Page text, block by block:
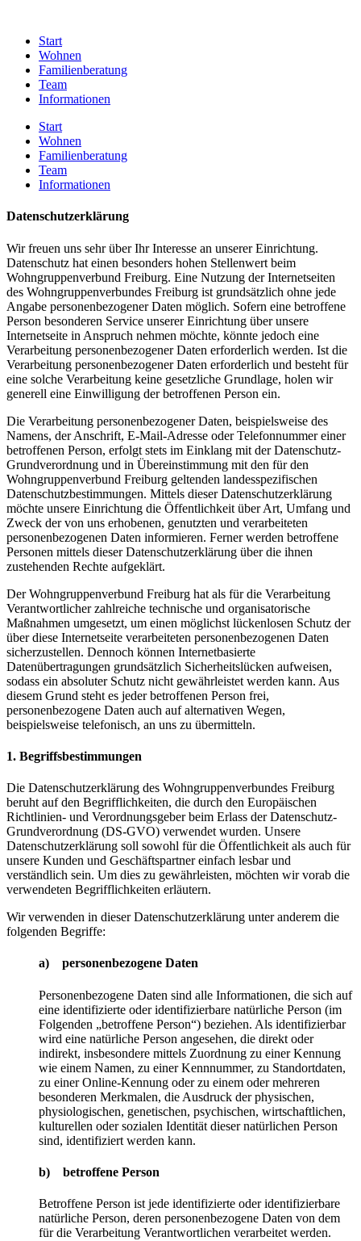
Start
Wohnen
Familienberatung
Team
Informationen
Start
Wohnen
Familienberatung
Team
Informationen
Datenschutzerklärung
Wir freuen uns sehr über Ihr Interesse an unserer Einrichtung.
Datenschutz hat einen besonders hohen Stellenwert beim
Wohngruppenverbund Freiburg. Eine Nutzung der Internetseiten
des Wohngruppenverbundes Freiburg ist grundsätzlich ohne jede
Angabe personenbezogener Daten möglich. Sofern eine betroffene
Person besonderen Service unserer Einrichtung über unsere
Internetseite in Anspruch nehmen möchte, könnte jedoch eine
Verarbeitung personenbezogener Daten erforderlich werden. Ist die
Verarbeitung personenbezogener Daten erforderlich und besteht für
eine solche Verarbeitung keine gesetzliche Grundlage, holen wir
generell eine Einwilligung der betroffenen Person ein.
Die Verarbeitung personenbezogener Daten, beispielsweise des
Namens, der Anschrift, E-Mail-Adresse oder Telefonnummer einer
betroffenen Person, erfolgt stets im Einklang mit der Datenschutz-
Grundverordnung und in Übereinstimmung mit den für den
Wohngruppenverbund Freiburg geltenden landesspezifischen
Datenschutzbestimmungen. Mittels dieser Datenschutzerklärung
möchte unsere Einrichtung die Öffentlichkeit über Art, Umfang und
Zweck der von uns erhobenen, genutzten und verarbeiteten
personenbezogenen Daten informieren. Ferner werden betroffene
Personen mittels dieser Datenschutzerklärung über die ihnen
zustehenden Rechte aufgeklärt.
Der Wohngruppenverbund Freiburg hat als für die Verarbeitung
Verantwortlicher zahlreiche technische und organisatorische
Maßnahmen umgesetzt, um einen möglichst lückenlosen Schutz der
über diese Internetseite verarbeiteten personenbezogenen Daten
sicherzustellen. Dennoch können Internetbasierte
Datenübertragungen grundsätzlich Sicherheitslücken aufweisen,
sodass ein absoluter Schutz nicht gewährleistet werden kann. Aus
diesem Grund steht es jeder betroffenen Person frei,
personenbezogene Daten auch auf alternativen Wegen,
beispielsweise telefonisch, an uns zu übermitteln.
1. Begriffsbestimmungen
Die Datenschutzerklärung des Wohngruppenverbundes Freiburg
beruht auf den Begrifflichkeiten, die durch den Europäischen
Richtlinien- und Verordnungsgeber beim Erlass der Datenschutz-
Grundverordnung (DS-GVO) verwendet wurden. Unsere
Datenschutzerklärung soll sowohl für die Öffentlichkeit als auch für
unsere Kunden und Geschäftspartner einfach lesbar und
verständlich sein. Um dies zu gewährleisten, möchten wir vorab die
verwendeten Begrifflichkeiten erläutern.
Wir verwenden in dieser Datenschutzerklärung unter anderem die
folgenden Begriffe:
a) personenbezogene Daten
Personenbezogene Daten sind alle Informationen, die sich auf
eine identifizierte oder identifizierbare natürliche Person (im
Folgenden „betroffene Person“) beziehen. Als identifizierbar
wird eine natürliche Person angesehen, die direkt oder
indirekt, insbesondere mittels Zuordnung zu einer Kennung
wie einem Namen, zu einer Kennnummer, zu Standortdaten,
zu einer Online-Kennung oder zu einem oder mehreren
besonderen Merkmalen, die Ausdruck der physischen,
physiologischen, genetischen, psychischen, wirtschaftlichen,
kulturellen oder sozialen Identität dieser natürlichen Person
sind, identifiziert werden kann.
b) betroffene Person
Betroffene Person ist jede identifizierte oder identifizierbare
natürliche Person, deren personenbezogene Daten von dem
für die Verarbeitung Verantwortlichen verarbeitet werden.